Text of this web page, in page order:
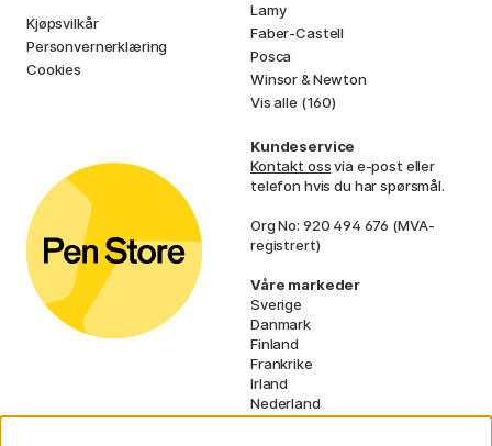
Kjøpsvilkår
Personvernerklæring
Cookies
Lamy
Faber-Castell
Posca
Winsor & Newton
Vis alle (160)
Kundeservice
Kontakt ossvia e-post eller
telefon hvis du har spørsmål.
Org No: 920 494 676 (MVA-
registrert)
Våre markeder
Sverige
Danmark
Finland
Frankrike
Irland
Nederland
Tyskland